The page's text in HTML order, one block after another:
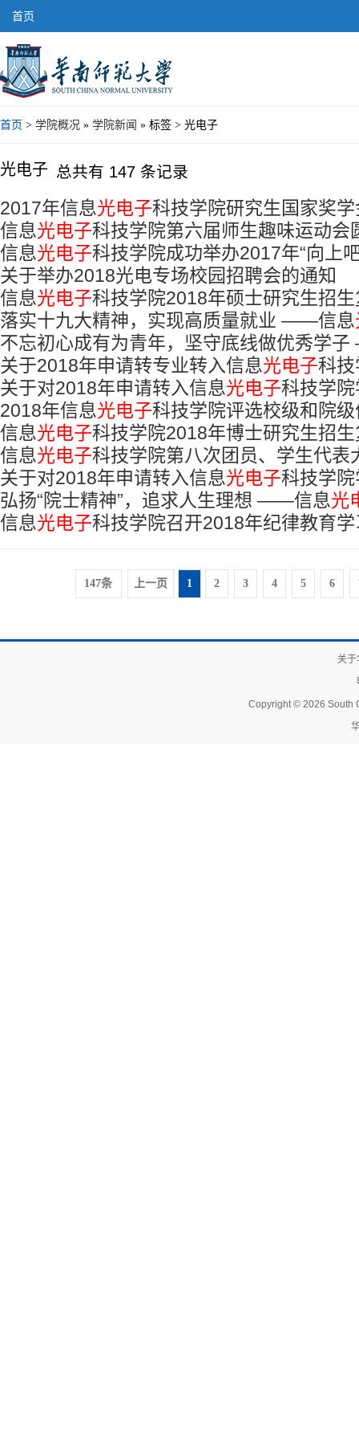
首页
首页 > 学院概况 » 学院新闻 » 标签 > 光电子
光电子 总共有 147 条记录
2017年信息光电子科技学院研究生国家奖
示
信息光电子科技学院第六届师生趣味运动会
信息光电子科技学院成功举办2017年“向上
关于举办2018光电专场校园招聘会的通知
信息光电子科技学院2018年硕士研究生招
落实十九大精神，实现高质量就业 ——信息
举办2018年光电专场校园招聘会
不忘初心成有为青年，坚守底线做优秀学
学院2017级研究生大会顺利召开
关于2018年申请转专业转入信息光电子科
一轮）
关于对2018年申请转入信息光电子科技学
2018年信息光电子科技学院评选校级和院
（设计）名单公示
信息光电子科技学院2018年博士研究生招
信息光电子科技学院第八次团员、学生代表
关于对2018年申请转入信息光电子科技学
（第二轮）
弘扬“院士精神”，追求人生理想 ——信息光
研究生新生开学典礼顺利举行
信息光电子科技学院召开2018年纪律教育
147条 上一页 1 2 3 4 5 6
关于
Copyright © 2026 South